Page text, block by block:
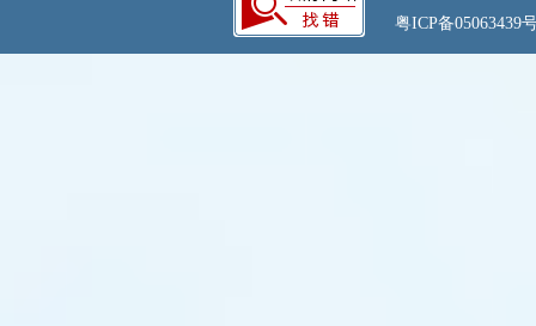
粤ICP备05063439